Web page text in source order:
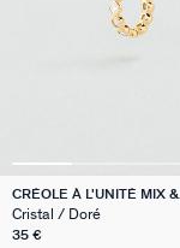
CRÉOLE À L'UNITÉ MIX &
MATCH
Cristal / Doré
35 €